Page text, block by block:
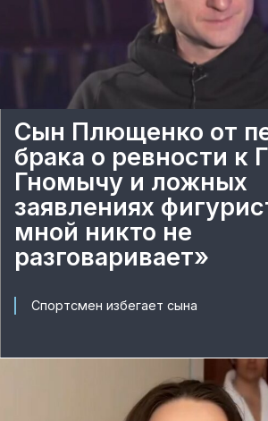
Сын Плющенко от
брака о ревности к
Гномычу и ложных
заявлениях
мной никто не
разговаривает»
Спортсмен избегает сына